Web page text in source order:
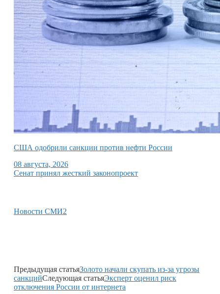
США одобрили санкции против нефти России
08 августа, 2026
Сенат принял жесткий законопроект
Новости СМИ2
Предыдущая статьяЗолото начали скупать из-за угрозы
санкцийСледующая статьяЭксперт оценил риск
отключения России от интернета